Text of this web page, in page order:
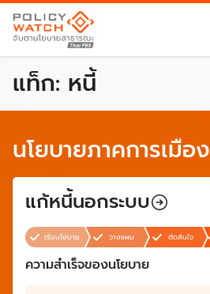
แท็ก: หนี้
นโยบายภาคการเมือง
แก้หนี้นอกระบบ
เริ่มนโยบาย วางแผน ตัดสินใจ
ความสำเร็จของนโยบาย